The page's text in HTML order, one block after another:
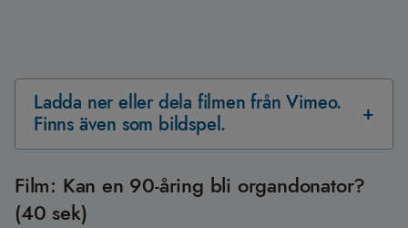
Ladda ner eller dela filmen från Vimeo.
Finns även som bildspel.
Film: Kan en 90-åring bli organdonator?
(40 sek)